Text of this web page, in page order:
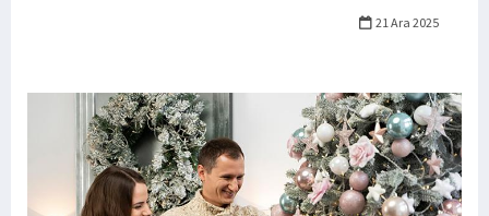
21 Ara 2025